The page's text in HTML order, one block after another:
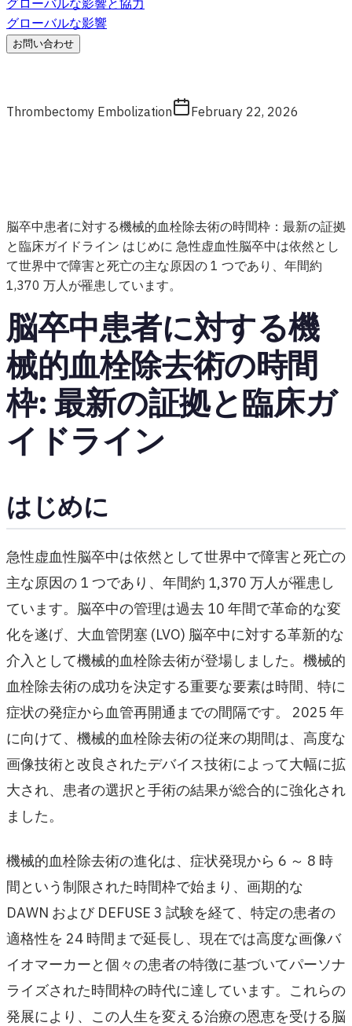
グローバルな影響と協力
グローバルな影響
お問い合わせ
Thrombectomy Embolization February 22, 2026
脳卒中患者に対する機械的血栓除去術の時間枠：最新の証拠
と臨床ガイドライン はじめに 急性虚血性脳卒中は依然とし
て世界中で障害と死亡の主な原因の 1 つであり、年間約
1,370 万人が罹患しています。
脳卒中患者に対する機
械的血栓除去術の時間
枠: 最新の証拠と臨床ガ
イドライン
はじめに
急性虚血性脳卒中は依然として世界中で障害と死亡の
主な原因の 1 つであり、年間約 1,370 万人が罹患し
ています。脳卒中の管理は過去 10 年間で革命的な変
化を遂げ、大血管閉塞 (LVO) 脳卒中に対する革新的な
介入として機械的血栓除去術が登場しました。機械的
血栓除去術の成功を決定する重要な要素は時間、特に
症状の発症から血管再開通までの間隔です。 2025 年
に向けて、機械的血栓除去術の従来の期間は、高度な
画像技術と改良されたデバイス技術によって大幅に拡
大され、患者の選択と手術の結果が総合的に強化され
ました。
機械的血栓除去術の進化は、症状発現から 6 ～ 8 時
間という制限された時間枠で始まり、画期的な
DAWN および DEFUSE 3 試験を経て、特定の患者の
適格性を 24 時間まで延長し、現在では高度な画像バ
イオマーカーと個々の患者の特徴に基づいてパーソナ
ライズされた時間枠の時代に達しています。これらの
発展により、この人生を変える治療の恩恵を受ける脳